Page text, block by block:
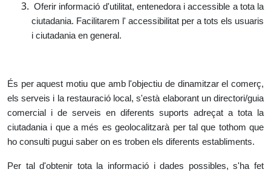
Oferir informació d'utilitat, entenedora i accessible a tota la
ciutadania. Facilitarem l' accessibilitat per a tots els usuaris
i ciutadania en general.
És per aquest motiu que amb l'objectiu de dinamitzar el comerç,
els serveis i la restauració local, s'està elaborant un directori/guia
comercial i de serveis en diferents suports adreçat a tota la
ciutadania i que a més es geolocalitzarà per tal que tothom que
ho consulti pugui saber on es troben els diferents establiments.
Per tal d'obtenir tota la informació i dades possibles, s'ha fet